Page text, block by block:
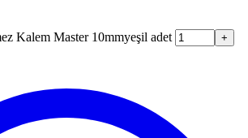
Kalem Master 10mmyeşil adet
+